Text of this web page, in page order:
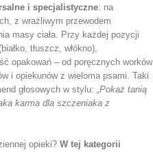
i specjalistyczne: na
z wrażliwym przewodem
masy ciała. Przy każdej pozycji
tłuszcz, włókno),
opakowań – od poręcznych worków
i opiekunów z wieloma psami. Taki
głosowych w stylu: „Pokaż tanią
karma dla szczeniaka z
opieki? W tej kategorii